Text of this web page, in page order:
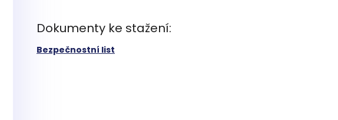
Dokumenty ke stažení:
Bezpečnostní list